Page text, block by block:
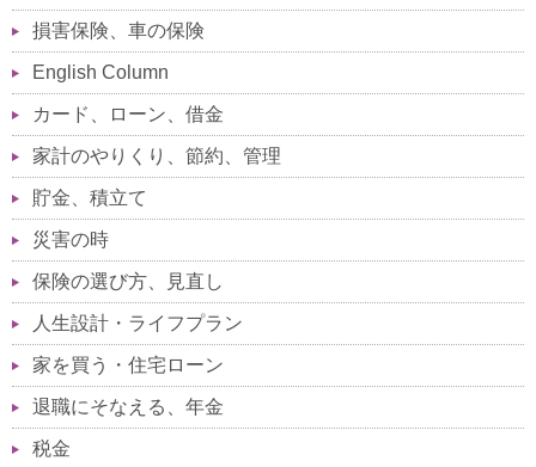
損害保険、車の保険
English Column
カード、ローン、借金
家計のやりくり、節約、管理
貯金、積立て
災害の時
保険の選び方、見直し
人生設計・ライフプラン
家を買う・住宅ローン
退職にそなえる、年金
税金